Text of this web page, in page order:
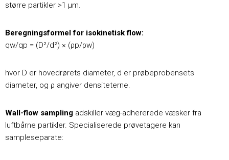
større partikler >1 μm.
Beregningsformel for isokinetisk flow:
qw/qp = (D²/d²) × (ρp/ρw)
hvor D er hovedrørets diameter, d er prøbeprobensets
diameter, og ρ angiver densiteterne.
Wall-flow sampling adskiller væg-adhererede væsker fra
luftbårne partikler. Specialiserede prøvetagere kan
sampleseparate: